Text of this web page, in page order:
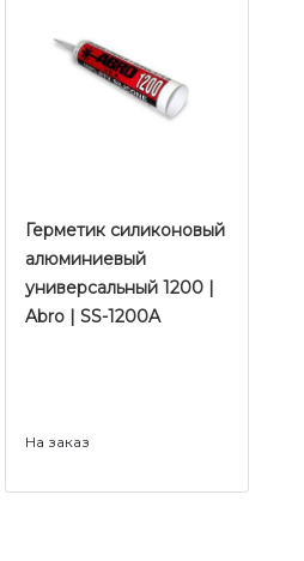
Герметик силиконовый
алюминиевый
универсальный 1200 |
Abro | SS-1200A
На заказ